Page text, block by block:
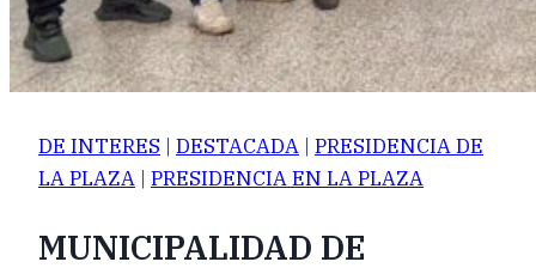
DE INTERES | DESTACADA | PRESIDENCIA DE
LA PLAZA | PRESIDENCIA EN LA PLAZA
MUNICIPALIDAD DE